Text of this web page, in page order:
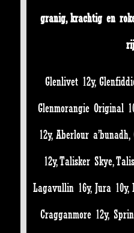
granig, krachtig en
Glenlivet 12y,
Glenmorangie Original
12y, Aberlour
12y, Talisker Skye,
Lagavullin 16y, Jura 10y,
Cragganmore 12y,